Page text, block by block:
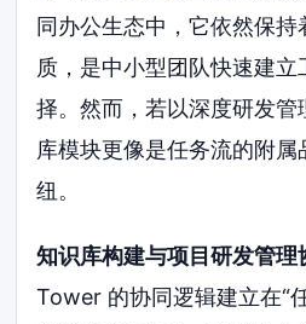
同办公生态中，它依然保
质，是中小型团队快速建
择。然而，若以深度研发管
库模块更像是任务流的附
纽。
知识库构建与项目研发管理
Tower 的协同逻辑建立在“